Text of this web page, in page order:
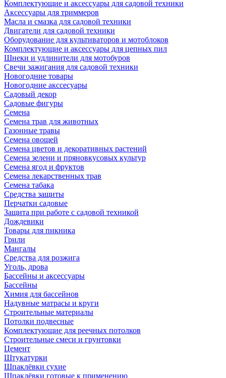
Комплектующие и аксессуары для садовой техники
Аксессуары для триммеров
Масла и смазка для садовой техники
Двигатели для садовой техники
Оборудование для культиваторов и мотоблоков
Комплектующие и аксессуары для цепных пил
Шнеки и удлинители для мотобуров
Свечи зажигания для садовой техники
Новогодние товары
Новогодние акссесуары
Садовый декор
Садовые фигуры
Семена
Семена трав для животных
Газонные травы
Семена овощей
Семена цветов и декоративных растений
Семена зелени и пряновкусовых культур
Семена ягод и фруктов
Семена лекарственных трав
Семена табака
Средства защиты
Перчатки садовые
Защита при работе с садовой техникой
Дождевики
Товары для пикника
Грили
Мангалы
Средства для розжига
Уголь, дрова
Бассейны и аксессуары
Бассейны
Химия для бассейнов
Надувные матрасы и круги
Строительные материалы
Потолки подвесные
Комплектующие для реечных потолков
Строительные смеси и грунтовки
Цемент
Штукатурки
Шпаклёвки сухие
Шпаклёвки готовые к применению